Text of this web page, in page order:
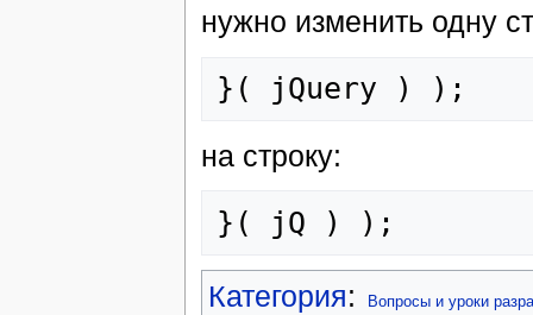
нужно изменить одну
}( jQuery ) );
на строку:
}( jQ ) );
Категория: Вопросы и уроки